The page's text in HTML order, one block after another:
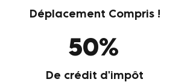
Déplacement Compris !
50%
De crédit d'impôt